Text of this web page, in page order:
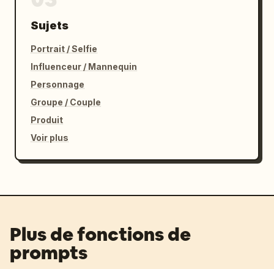
Sujets
Portrait / Selfie
Influenceur / Mannequin
Personnage
Groupe / Couple
Produit
Voir plus
Plus de fonctions de
prompts